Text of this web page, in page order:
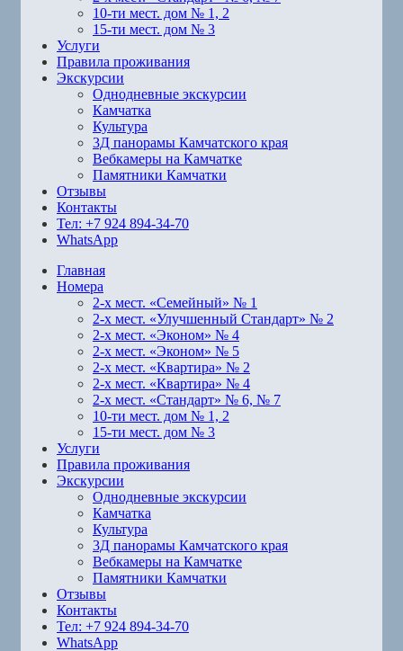
10-ти мест. дом № 1, 2
15-ти мест. дом № 3
Услуги
Правила проживания
Экскурсии
Однодневные экскурсии
Камчатка
Культура
3Д панорамы Камчатского края
Вебкамеры на Камчатке
Памятники Камчатки
Отзывы
Контакты
Тел: +7 924 894-34-70
WhatsApp
Главная
Номера
2-х мест. «Семейный» № 1
2-х мест. «Улучшенный Стандарт» № 2
2-х мест. «Эконом» № 4
2-х мест. «Эконом» № 5
2-х мест. «Квартира» № 2
2-х мест. «Квартира» № 4
2-х мест. «Стандарт» № 6, № 7
10-ти мест. дом № 1, 2
15-ти мест. дом № 3
Услуги
Правила проживания
Экскурсии
Однодневные экскурсии
Камчатка
Культура
3Д панорамы Камчатского края
Вебкамеры на Камчатке
Памятники Камчатки
Отзывы
Контакты
Тел: +7 924 894-34-70
WhatsApp